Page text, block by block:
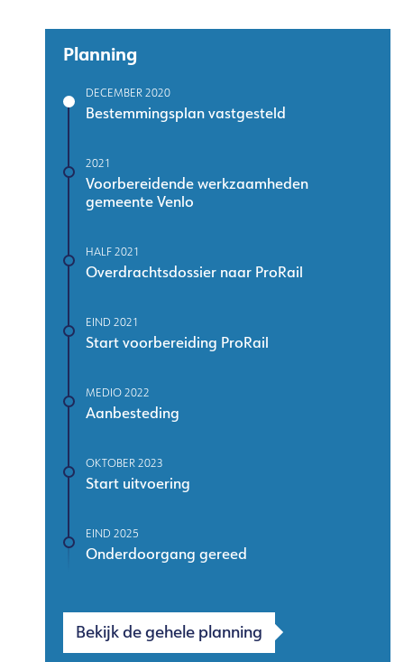
Planning
DECEMBER 2020
Bestemmingsplan vastgesteld
2021
Voorbereidende werkzaamheden
gemeente Venlo
HALF 2021
Overdrachtsdossier naar ProRail
EIND 2021
Start voorbereiding ProRail
MEDIO 2022
Aanbesteding
OKTOBER 2023
Start uitvoering
EIND 2025
Onderdoorgang gereed
Bekijk de gehele planning